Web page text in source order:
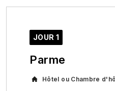
JOUR 1
Parme
Hôtel ou Chambre